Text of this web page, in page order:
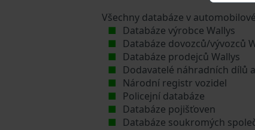
Všechny databáze v
Databáze výrobce Wallys
Databáze dovozců/vývozců
Databáze prodejců Wallys
Dodavatelé náhradních dílů
Národní registr vozidel
Policejní databáze
Databáze pojišťoven
Databáze soukromých